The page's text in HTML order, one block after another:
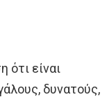
ότι είναι
δυνατούς,